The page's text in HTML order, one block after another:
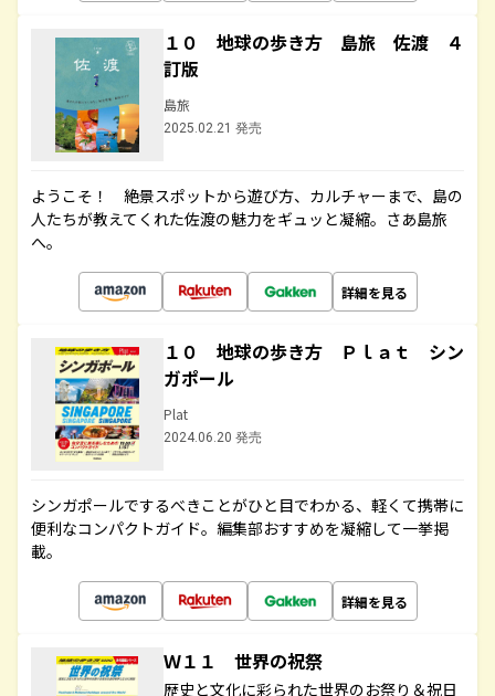
１０ 地球の歩き方 島旅 佐渡 ４
訂版
島旅
2025.02.21 発売
ようこそ！ 絶景スポットから遊び方、カルチャーまで、島の
人たちが教えてくれた佐渡の魅力をギュッと凝縮。さあ島旅
へ。
詳細を見る
１０ 地球の歩き方 Ｐｌａｔ シン
ガポール
Plat
2024.06.20 発売
シンガポールでするべきことがひと目でわかる、軽くて携帯に
便利なコンパクトガイド。編集部おすすめを凝縮して一挙掲
載。
詳細を見る
Ｗ１１ 世界の祝祭
歴史と文化に彩られた世界のお祭り＆祝日